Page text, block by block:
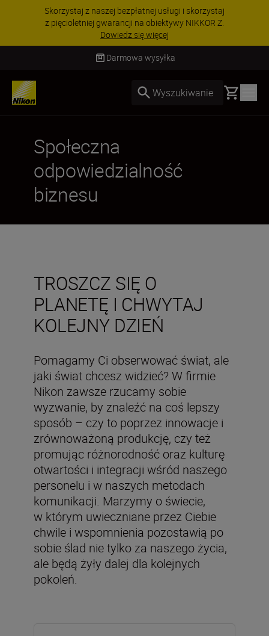
Skorzystaj z naszej bezpłatnej usługi i skorzystaj
z pięcioletniej gwarancji na obiektywy NIKKOR Z.
Dowiedz się więcej
Darmowa wysyłka
Wyszukiwanie Basket
Społeczna
odpowiedzialność
biznesu
TROSZCZ SIĘ O
PLANETĘ I CHWYTAJ
KOLEJNY DZIEŃ
Pomagamy Ci obserwować świat, ale
jaki świat chcesz widzieć? W firmie
Nikon zawsze rzucamy sobie
wyzwanie, by znaleźć na coś lepszy
sposób – czy to poprzez innowacje i
zrównoważoną produkcję, czy też
promując różnorodność oraz kulturę
otwartości i integracji wśród naszego
personelu i w naszych metodach
komunikacji. Marzymy o świecie,
w którym uwieczniane przez Ciebie
chwile i wspomnienia pozostawią po
sobie ślad nie tylko za naszego życia,
ale będą żyły dalej dla kolejnych
pokoleń.